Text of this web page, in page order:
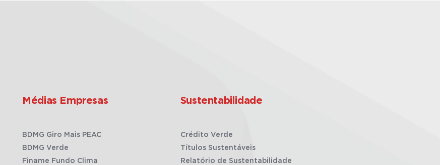
Médias Empresas
BDMG Giro Mais PEAC
BDMG Verde
Finame Fundo Clima
Sustentabilidade
Crédito Verde
Títulos Sustentáveis
Relatório de Sustentabilidade